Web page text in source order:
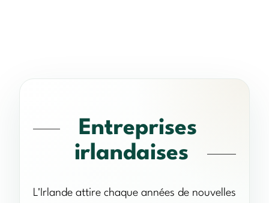
Entreprises
irlandaises
L'Irlande attire chaque années de nouvelles